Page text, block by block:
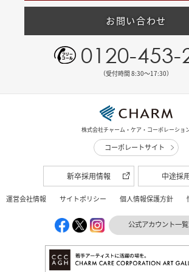
お問い合わせ
0120-453-
（受付時間 8:30〜17:30）
株式会社チャーム・ケア・コーポレーショ
コーポレートサイト
新卒採用情報 中途採
運営会社情報 サイトポリシー 個人情報保護方針
公式アカウント一覧